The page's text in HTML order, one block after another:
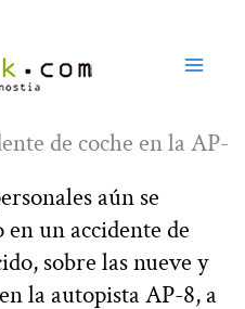
de coche en la AP-
aún se
un accidente de
sobre las nueve y
la autopista AP-8, a